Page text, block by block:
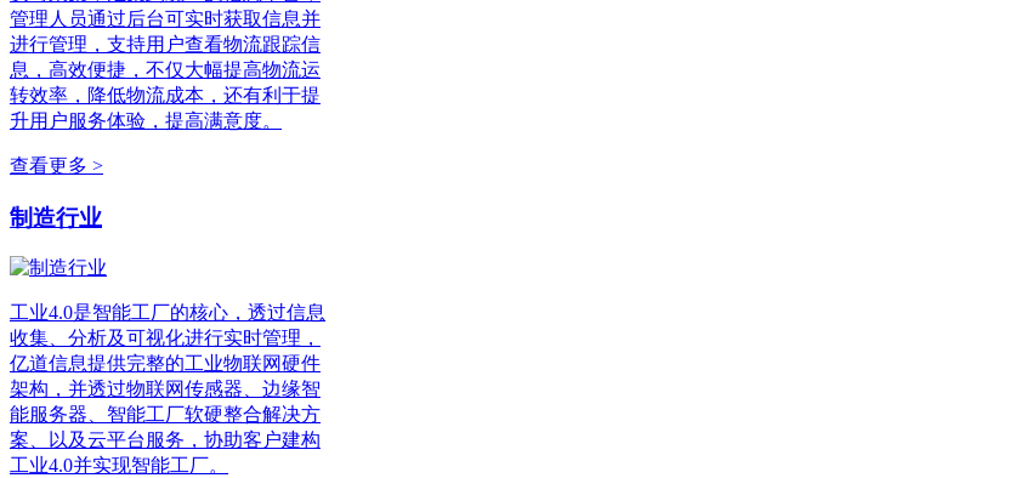
管理人员通过后台可实时获取信息并
进行管理，支持用户查看物流跟踪信
息，高效便捷，不仅大幅提高物流运
转效率，降低物流成本，还有利于提
升用户服务体验，提高满意度。
查看更多 >
制造行业
工业4.0是智能工厂的核心，透过信息
收集、分析及可视化进行实时管理，
亿道信息提供完整的工业物联网硬件
架构，并透过物联网传感器、边缘智
能服务器、智能工厂软硬整合解决方
案、以及云平台服务，协助客户建构
工业4.0并实现智能工厂。